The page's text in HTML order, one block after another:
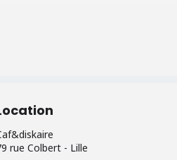
mémorables !
rue Colbert - Lille